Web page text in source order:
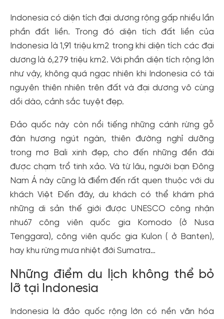
Indonesia có diện tích đại dương rộng gấp nhiều lần
phần đất liền. Trong đó diện tích đất liền của
Indonesia là 1,91 triệu km2 trong khi diện tích các đại
dương là 6,279 triệu km2. Với phần diện tích rộng lớn
như vậy, không quá ngạc nhiên khi Indonesia có tài
nguyên thiên nhiên trên đất và đại dương vô cùng
dồi dào, cảnh sắc tuyệt đẹp.
Đảo quốc này còn nổi tiếng những cánh rừng gỗ
đàn hương ngút ngàn, thiên đường nghỉ dưỡng
trong mơ Bali xinh đẹp, cho đến những đền đài
được chạm trổ tinh xảo. Và từ lâu, người bạn Đông
Nam Á này cũng là điểm đến rất quen thuộc với du
khách Việt Đến đây, du khách có thể khám phá
những di sản thế giới được UNESCO công nhận
nhu67 công viên quốc gia Komodo (ở Nusa
Tenggara), công viên quốc gia Kulon ( ở Banten),
hay khu rừng mưa nhiệt đới Sumatra…
Những điểm du lịch không thể bỏ
lỡ tại Indonesia
Indonesia là đảo quốc rộng lớn có nền văn hóa